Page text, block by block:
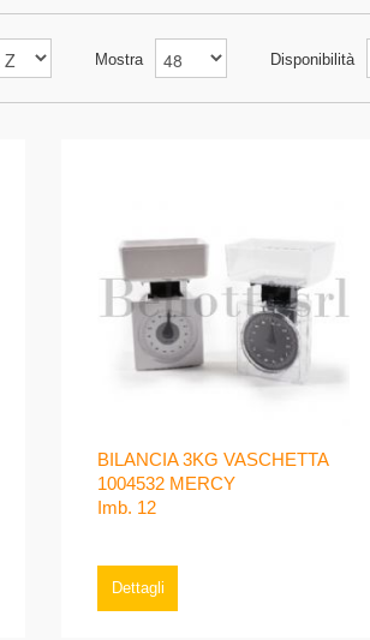
Mostra Disponibilità
BILANCIA 3KG VASCHETTA
1004532 MERCY
Imb. 12
Dettagli